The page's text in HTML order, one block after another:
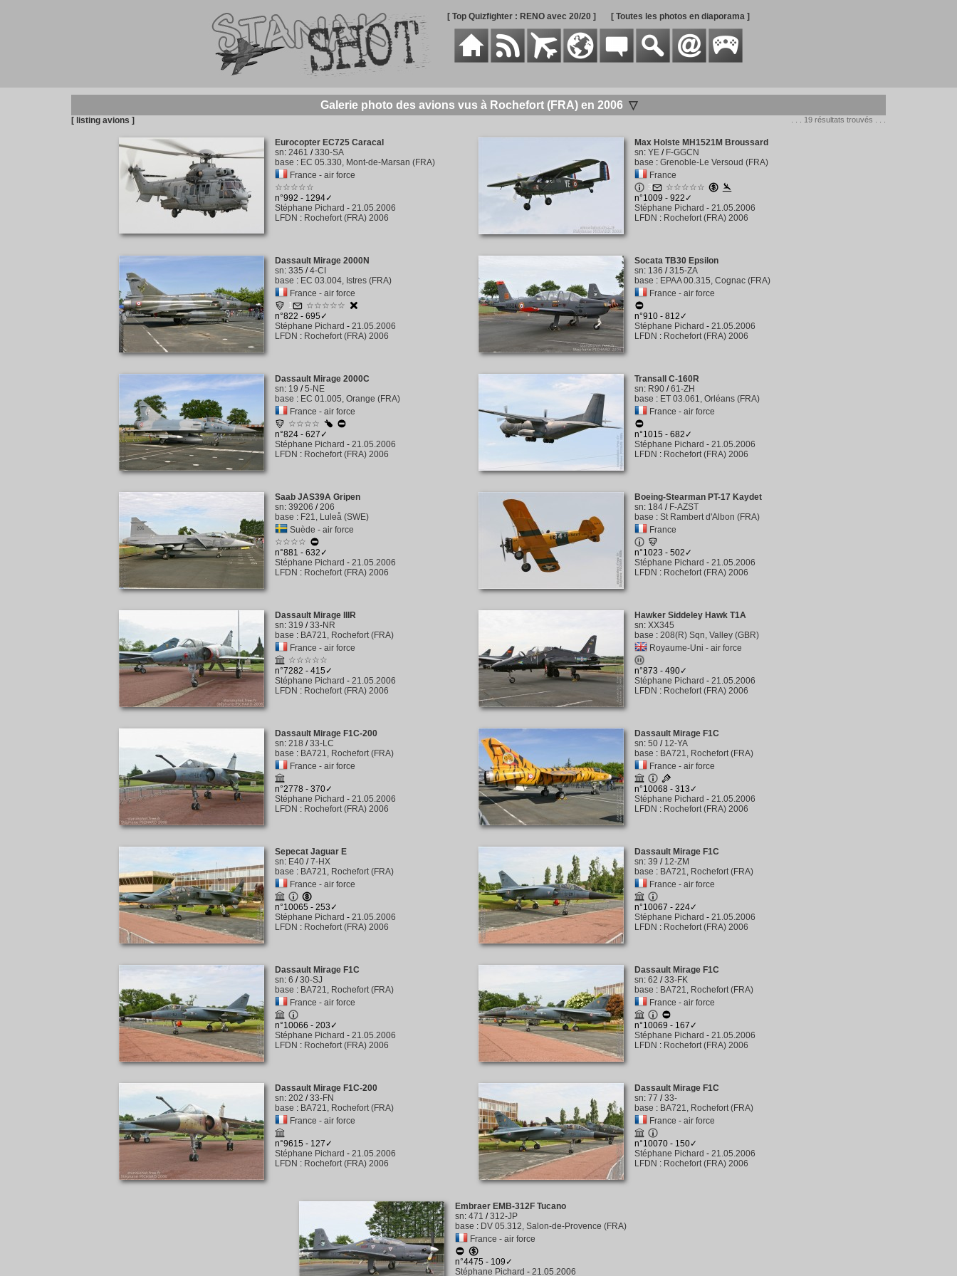
[ Top Quizfighter : RENO avec 20/20 ] [ Toutes les photos en diaporama ]
Galerie photo des avions vus à Rochefort (FRA) en 2006▽
[ listing avions ] . . . 19 résultats trouvés . . .
Eurocopter EC725 Caracal
sn: 2461 /330-SA
base : EC 05.330, Mont-de-Marsan (FRA)
France - air force
☆☆☆☆☆
n°992 - 1294✓
Stéphane Pichard - 21.05.2006
LFDN : Rochefort (FRA) 2006
Max Holste MH1521M Broussard
sn: YE / F-GGCN
base : Grenoble-Le Versoud (FRA)
France
3
☆☆☆☆☆
n°1009 - 922✓
Stéphane Pichard - 21.05.2006
LFDN : Rochefort (FRA) 2006
Dassault Mirage 2000N
sn: 335 /4-CI
base : EC 03.004, Istres (FRA)
France - air force
1
☆☆☆☆☆
n°822 - 695✓
Stéphane Pichard - 21.05.2006
LFDN : Rochefort (FRA) 2006
Socata TB30 Epsilon
sn: 136 /315-ZA
base : EPAA 00.315, Cognac (FRA)
France - air force
n°910 - 812✓
Stéphane Pichard - 21.05.2006
LFDN : Rochefort (FRA) 2006
Dassault Mirage 2000C
sn: 19 /5-NE
base : EC 01.005, Orange (FRA)
France - air force
☆☆☆☆
n°824 - 627✓
Stéphane Pichard - 21.05.2006
LFDN : Rochefort (FRA) 2006
Transall C-160R
sn: R90 /61-ZH
base : ET 03.061, Orléans (FRA)
France - air force
n°1015 - 682✓
Stéphane Pichard - 21.05.2006
LFDN : Rochefort (FRA) 2006
Saab JAS39A Gripen
sn: 39206 /206
base : F21, Luleå (SWE)
Suède - air force
☆☆☆☆
n°881 - 632✓
Stéphane Pichard - 21.05.2006
LFDN : Rochefort (FRA) 2006
Boeing-Stearman PT-17 Kaydet
sn: 184 / F-AZST
base : St Rambert d'Albon (FRA)
France
n°1023 - 502✓
Stéphane Pichard - 21.05.2006
LFDN : Rochefort (FRA) 2006
Dassault Mirage IIIR
sn: 319 /33-NR
base : BA721, Rochefort (FRA)
France - air force
☆☆☆☆☆
n°7282 - 415✓
Stéphane Pichard - 21.05.2006
LFDN : Rochefort (FRA) 2006
Hawker Siddeley Hawk T1A
sn: XX345
base : 208(R) Sqn, Valley (GBR)
Royaume-Uni - air force
n°873 - 490✓
Stéphane Pichard - 21.05.2006
LFDN : Rochefort (FRA) 2006
Dassault Mirage F1C-200
sn: 218 /33-LC
base : BA721, Rochefort (FRA)
France - air force
n°2778 - 370✓
Stéphane Pichard - 21.05.2006
LFDN : Rochefort (FRA) 2006
Dassault Mirage F1C
sn: 50 / 12-YA
base : BA721, Rochefort (FRA)
France - air force
n°10068 - 313✓
Stéphane Pichard - 21.05.2006
LFDN : Rochefort (FRA) 2006
Sepecat Jaguar E
sn: E40 /7-HX
base : BA721, Rochefort (FRA)
France - air force
n°10065 - 253✓
Stéphane Pichard - 21.05.2006
LFDN : Rochefort (FRA) 2006
Dassault Mirage F1C
sn: 39 / 12-ZM
base : BA721, Rochefort (FRA)
France - air force
n°10067 - 224✓
Stéphane Pichard - 21.05.2006
LFDN : Rochefort (FRA) 2006
Dassault Mirage F1C
sn: 6 /30-SJ
base : BA721, Rochefort (FRA)
France - air force
n°10066 - 203✓
Stéphane Pichard - 21.05.2006
LFDN : Rochefort (FRA) 2006
Dassault Mirage F1C
sn: 62 /33-FK
base : BA721, Rochefort (FRA)
France - air force
n°10069 - 167✓
Stéphane Pichard - 21.05.2006
LFDN : Rochefort (FRA) 2006
Dassault Mirage F1C-200
sn: 202 /33-FN
base : BA721, Rochefort (FRA)
France - air force
n°9615 - 127✓
Stéphane Pichard - 21.05.2006
LFDN : Rochefort (FRA) 2006
Dassault Mirage F1C
sn: 77 /33-
base : BA721, Rochefort (FRA)
France - air force
n°10070 - 150✓
Stéphane Pichard - 21.05.2006
LFDN : Rochefort (FRA) 2006
Embraer EMB-312F Tucano
sn: 471 /312-JP
base : DV 05.312, Salon-de-Provence (FRA)
France - air force
n°4475 - 109✓
Stéphane Pichard - 21.05.2006